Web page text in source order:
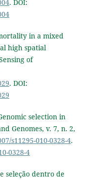
. DOI:
in a mixed
high spatial
of
. DOI:
selection in
Genomes, v. 7, n. 2,
s11295-010-0328-4.
0328-4
seleção dentro de